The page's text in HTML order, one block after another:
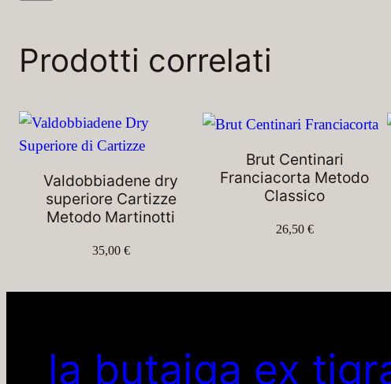
Prodotti correlati
Valdobbiadene dry
superiore Cartizze
Metodo Martinotti
35,00 €
Brut Centinari
Franciacorta Metodo
Classico
26,50 €
la butaiga ex